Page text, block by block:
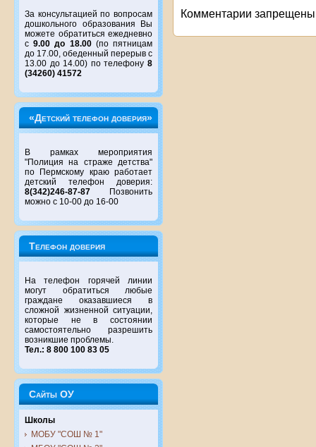
За консультацией по вопросам
дошкольного образования Вы
можете обратиться ежедневно
с9.00 до 18.00(по пятницам
до 17.00, обеденный перерыв с
13.00 до 14.00) по телефону 8
(34260) 41572
«Детский телефон доверия»
В рамках мероприятия
"Полиция на страже детства"
по Пермскому краю работает
детский телефон доверия:
8(342)246-87-87 Позвонить
можно с 10-00 до 16-00
Телефон доверия
На телефон горячей линии
могут обратиться любые
граждане оказавшиеся в
сложной жизненной ситуации,
которые не в состоянии
самостоятельно разрешить
возникшие проблемы.
Тел.: 8 800 100 83 05
Сайты ОУ
Школы
МОБУ "СОШ № 1"
Комментарии